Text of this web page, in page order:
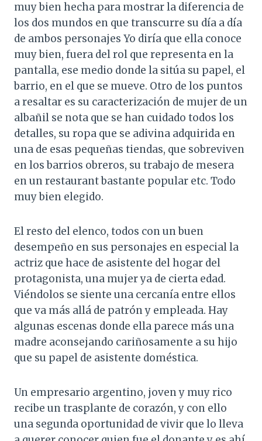
muy bien hecha para mostrar la diferencia de
los dos mundos en que transcurre su día a día
de ambos personajes Yo diría que ella conoce
muy bien, fuera del rol que representa en la
pantalla, ese medio donde la sitúa su papel, el
barrio, en el que se mueve. Otro de los puntos
a resaltar es su caracterización de mujer de un
albañil se nota que se han cuidado todos los
detalles, su ropa que se adivina adquirida en
una de esas pequeñas tiendas, que sobreviven
en los barrios obreros, su trabajo de mesera
en un restaurant bastante popular etc. Todo
muy bien elegido.
El resto del elenco, todos con un buen
desempeño en sus personajes en especial la
actriz que hace de asistente del hogar del
protagonista, una mujer ya de cierta edad.
Viéndolos se siente una cercanía entre ellos
que va más allá de patrón y empleada. Hay
algunas escenas donde ella parece más una
madre aconsejando cariñosamente a su hijo
que su papel de asistente doméstica.
Un empresario argentino, joven y muy rico
recibe un trasplante de corazón, y con ello
una segunda oportunidad de vivir que lo lleva